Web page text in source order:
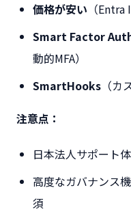
価格が安い （Entra
Smart Factor
動的MFA）
SmartHooks （
注意点：
日本法人サポート
高度なガバナンス
須